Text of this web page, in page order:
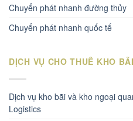
Chuyển phát nhanh đường thủy
Chuyển phát nhanh quốc tế
DỊCH VỤ CHO THUÊ KHO BÃI
Dịch vụ kho bãi và kho ngoại
Logistics